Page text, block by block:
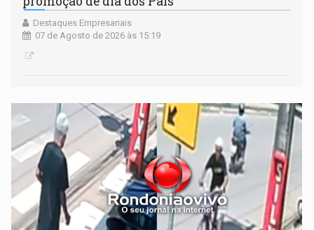
Destaques Empresariais
07 de Agosto de 2026 às 15:19